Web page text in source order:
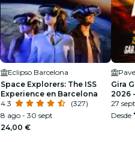
Eclipso Barcelona
Space Explorers: The ISS
Experience en Barcelona
4.3
(327)
8 ago - 30 sept
24,00 €
Gira
2026
27 sept
Desde